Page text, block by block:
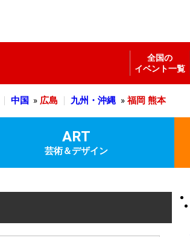
全国の
イベント一覧
中国 » 広島 九州・沖縄 » 福岡 熊本
ART
芸術＆デザイン